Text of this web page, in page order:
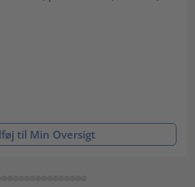
til Min Oversigt